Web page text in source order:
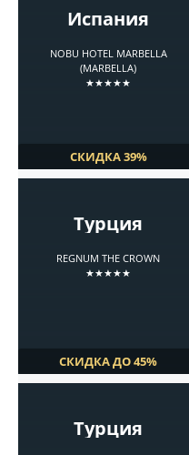
Испания
NOBU HOTEL MARBELLA
(MARBELLA)
★★★★★
СКИДКА 39%
Турция
REGNUM THE CROWN
★★★★★
СКИДКА ДО 45%
Турция